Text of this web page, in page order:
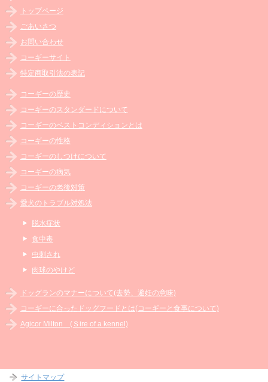
トップページ
ごあいさつ
お問い合わせ
コーギーサイト
特定商取引法の表記
コーギーの歴史
コーギーのスタンダードについて
コーギーのベストコンディションとは
コーギーの性格
コーギーのしつけについて
コーギーの病気
コーギーの老後対策
愛犬のトラブル対処法
脱水症状
食中毒
虫刺され
肉球のやけど
ドッグランのマナーについて(去勢、避妊の意味)
コーギーに合ったドッグフードとは(コーギーと食事について)
Agicor Milton (Ｓire of a kennel)
サイトマップ